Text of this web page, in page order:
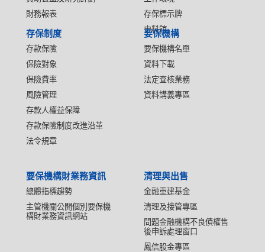
財務報表
存保標示牌
史料館
存保制度
存款保險
保險對象
保險費率
風險管理
存款人權益保障
存款保險制度改進沿革
法令規章
要保機構
要保機構名單
資料下載
法定查核業務
資料講義專區
要保機構財業務資訊
總體指標趨勢
主管機關公開個別要保機
構財業務資訊網站
清理與出售
金融重建基金
清理及接管專區
問題金融機構不良債權售
後申訴處理窗口
鳳信股金專區